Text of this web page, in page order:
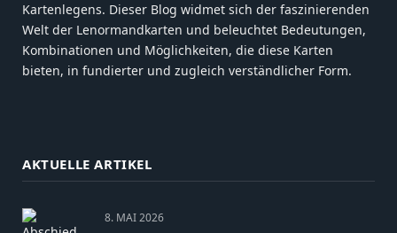
Kartenlegens. Dieser Blog widmet sich der faszinierenden
Welt der Lenormandkarten und beleuchtet Bedeutungen,
Kombinationen und Möglichkeiten, die diese Karten
bieten, in fundierter und zugleich verständlicher Form.
AKTUELLE ARTIKEL
8. MAI 2026